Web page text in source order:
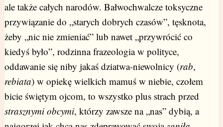
ale także całych narodów. Bałwochwalcze toksyczne
przywiązanie do „starych dobrych czasów”, tęsknota,
żeby „nic nie zmieniać” lub nawet „przywrócić co
kiedyś było”, rodzinna frazeologia w polityce,
oddawanie się niby jakaś dziatwa-niewolnicy (rab,
rebiata) w opiekę wielkich mamuś w niebie, czołem
bicie świętym ojcom, to wszystko plus strach przed
strasznymi obcymi, którzy zawsze na „nas” dybią, a